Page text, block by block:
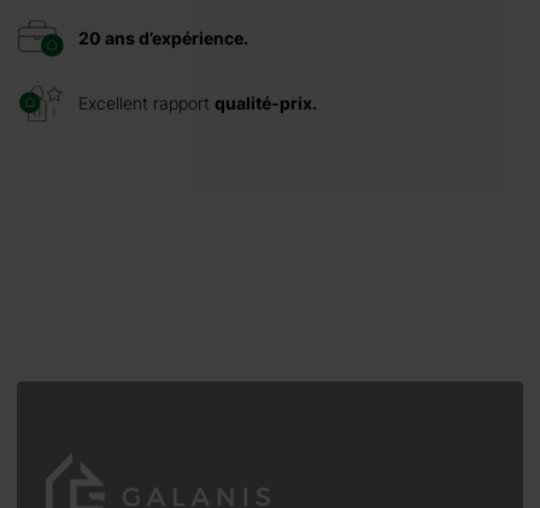
20 ans d’expérience.
Excellent rapport qualité-prix.